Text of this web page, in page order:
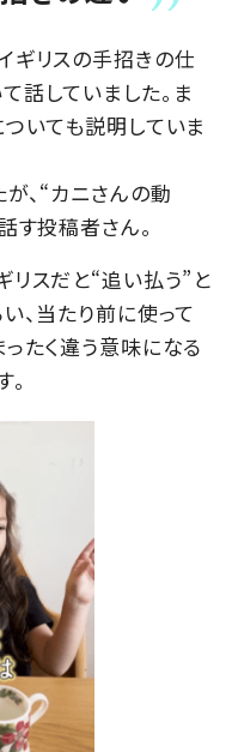
ギリスの手招きの仕
話していました。ま
いても説明していま
、“カニさんの動
す投稿者さん。
リスだと“追い払う”と
、当たり前に使って
たく違う意味になる